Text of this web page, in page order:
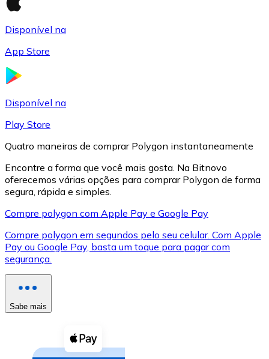
XRP
XRP
Ver tudo
Cupons cripto
Compre criptomoedas com dinheiro e outros
Disponível na
App Store
Disponível na
Play Store
Quatro maneiras de comprar Polygon instantaneamente
Encontre a forma que você mais gosta. Na Bitnovo
oferecemos várias opções para comprar Polygon de forma
segura, rápida e simples.
Compre polygon com Apple Pay e Google Pay
Compre polygon em segundos pelo seu celular. Com Apple
Pay ou Google Pay, basta um toque para pagar com
segurança.
Sabe mais